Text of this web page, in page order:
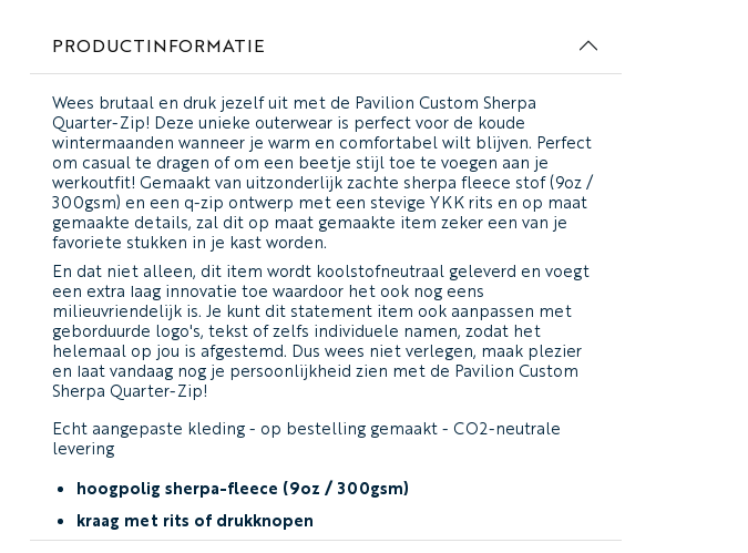
PRODUCTINFORMATIE
Wees brutaal en druk jezelf uit met de Pavilion Custom Sherpa
Quarter-Zip! Deze unieke outerwear is perfect voor de koude
wintermaanden wanneer je warm en comfortabel wilt blijven. Perfect
om casual te dragen of om een beetje stijl toe te voegen aan je
werkoutfit! Gemaakt van uitzonderlijk zachte sherpa fleece stof (9oz /
300gsm) en een q-zip ontwerp met een stevige YKK rits en op maat
gemaakte details, zal dit op maat gemaakte item zeker een van je
favoriete stukken in je kast worden.
En dat niet alleen, dit item wordt koolstofneutraal geleverd en voegt
een extra laag innovatie toe waardoor het ook nog eens
milieuvriendelijk is. Je kunt dit statement item ook aanpassen met
geborduurde logo's, tekst of zelfs individuele namen, zodat het
helemaal op jou is afgestemd. Dus wees niet verlegen, maak plezier
en laat vandaag nog je persoonlijkheid zien met de Pavilion Custom
Sherpa Quarter-Zip!
Echt aangepaste kleding - op bestelling gemaakt - CO2-neutrale
levering
hoogpolig sherpa-fleece (9oz / 300gsm)
kraag met rits of drukknopen